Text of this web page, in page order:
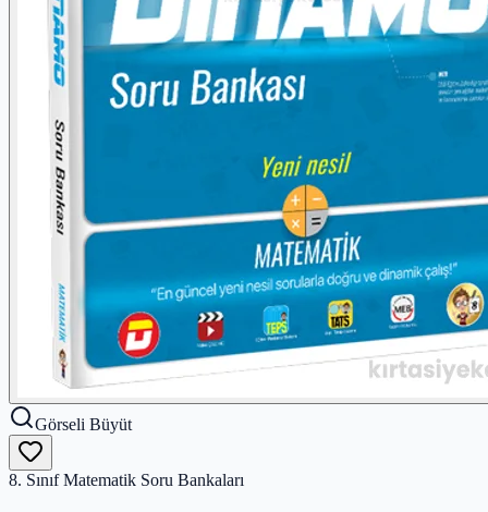
Görseli Büyüt
8. Sınıf Matematik Soru Bankaları